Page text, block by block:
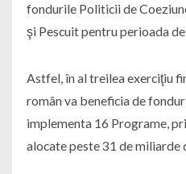
fondurile Politicii de
şi Pescuit pentru perioada
Astfel, în al treilea exerciţiu
român va beneficia de
implementa 16 Programe,
alocate peste 31 de miliarde